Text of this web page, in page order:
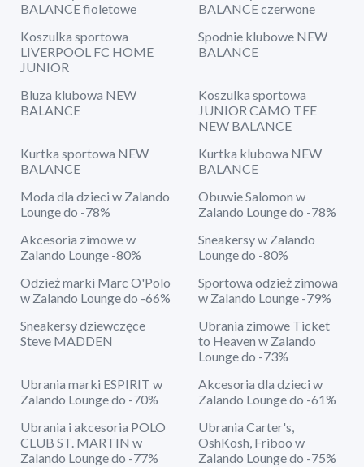
BALANCE fioletowe
BALANCE czerwone
Koszulka sportowa
LIVERPOOL FC HOME
JUNIOR
Spodnie klubowe NEW
BALANCE
Bluza klubowa NEW
BALANCE
Koszulka sportowa
JUNIOR CAMO TEE
NEW BALANCE
Kurtka sportowa NEW
BALANCE
Kurtka klubowa NEW
BALANCE
Moda dla dzieci w Zalando
Lounge do -78%
Obuwie Salomon w
Zalando Lounge do -78%
Akcesoria zimowe w
Zalando Lounge -80%
Sneakersy w Zalando
Lounge do -80%
Odzież marki Marc O'Polo
w Zalando Lounge do -66%
Sportowa odzież zimowa
w Zalando Lounge -79%
Sneakersy dziewczęce
Steve MADDEN
Ubrania zimowe Ticket
to Heaven w Zalando
Lounge do -73%
Ubrania marki ESPIRIT w
Zalando Lounge do -70%
Akcesoria dla dzieci w
Zalando Lounge do -61%
Ubrania i akcesoria POLO
CLUB ST. MARTIN w
Zalando Lounge do -77%
Ubrania Carter's,
OshKosh, Friboo w
Zalando Lounge do -75%